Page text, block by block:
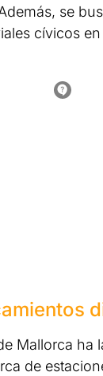
se
cívicos
Mallorca ha
de